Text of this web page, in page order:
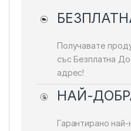
Получавате
със Безплатна
адрес!
НАЙ-
Гарантирано най-